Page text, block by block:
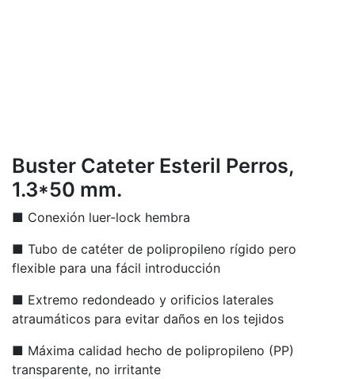
Buster Cateter Esteril Perros,
1.3*50 mm.
■ Conexión luer-lock hembra
■ Tubo de catéter de polipropileno rígido pero
flexible para una fácil introducción
■ Extremo redondeado y orificios laterales
atraumáticos para evitar daños en los tejidos
■ Máxima calidad hecho de polipropileno (PP)
transparente, no irritante